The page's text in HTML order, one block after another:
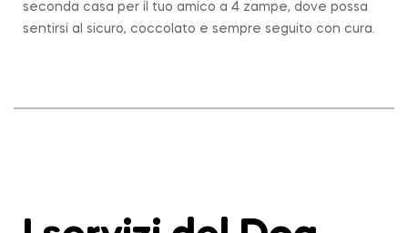
seconda casa per il tuo amico a 4 zampe, dove possa
sentirsi al sicuro, coccolato e sempre seguito con cura.